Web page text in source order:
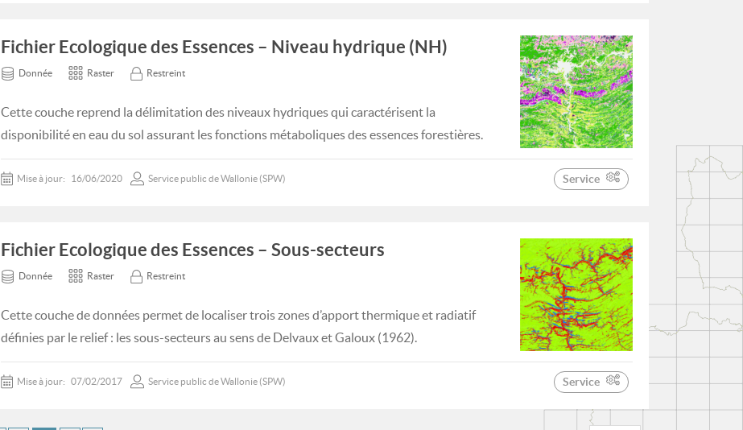
Fichier Ecologique des Essences – Niveau hydrique (NH)
Donnée Raster Restreint
Cette couche reprend la délimitation des niveaux hydriques qui caractérisent la
disponibilité en eau du sol assurant les fonctions métaboliques des essences forestières.
Mise à jour: 16/06/2020 Service public de Wallonie (SPW) Service
Fichier Ecologique des Essences – Sous-secteurs
Donnée Raster Restreint
Cette couche de données permet de localiser trois zones d’apport thermique et radiatif
définies par le relief : les sous-secteurs au sens de Delvaux et Galoux (1962).
Mise à jour: 07/02/2017 Service public de Wallonie (SPW) Service